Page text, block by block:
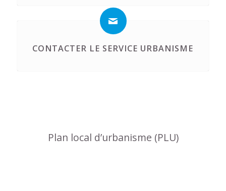
CONTACTER LE SERVICE URBANISME
Plan local d’urbanisme (PLU)